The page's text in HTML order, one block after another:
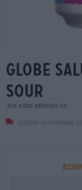
globe
sour
Rye River Brewing Co.
Artikel momenteel